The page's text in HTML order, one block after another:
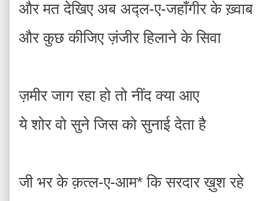
और मत देखिए अब अद्ल-ए-जहाँगीर के ख़्वाब
और कुछ कीजिए ज़ंजीर हिलाने के सिवा
ज़मीर जाग रहा हो तो नींद क्या आए
ये शोर वो सुने जिस को सुनाई देता है
जी भर के क़त्ल-ए-आम* कि सरदार ख़ुश रहे